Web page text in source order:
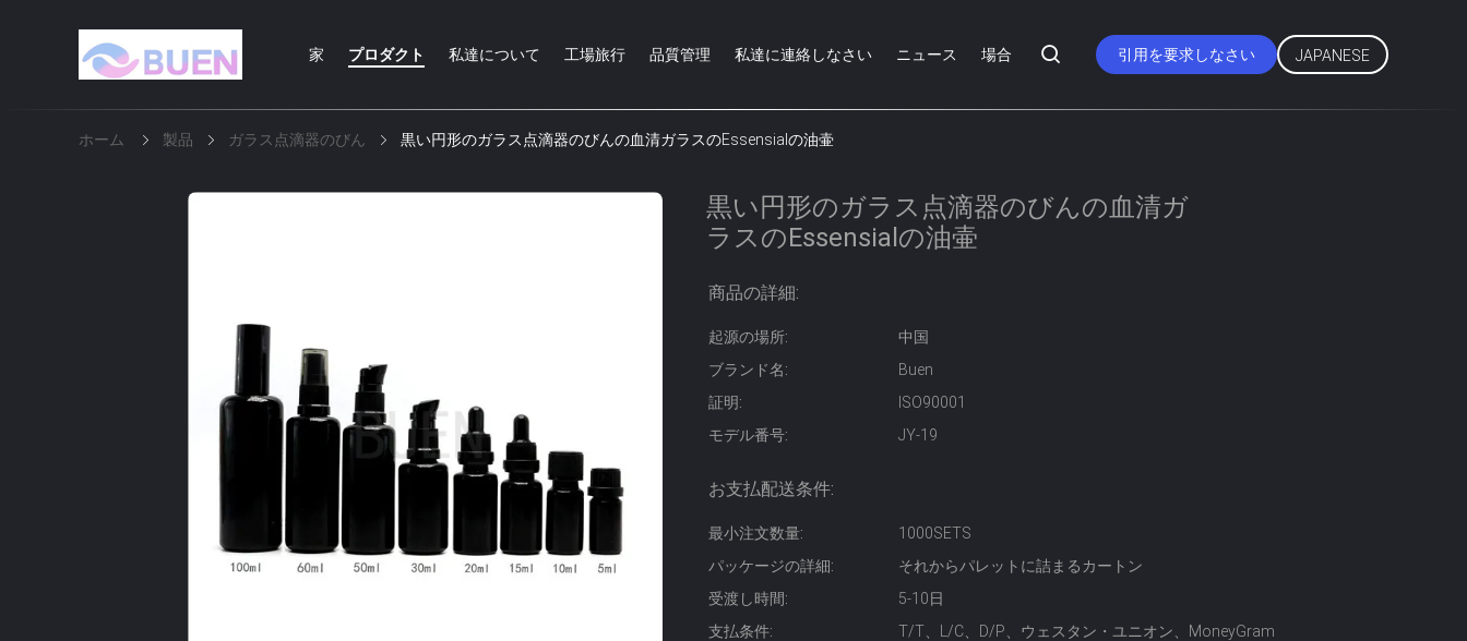
家 プロダクト 私達について 工場旅行 品質管理 私達に連絡しなさい ニュース 場合 引用を要求しなさい JAPANESE
ホーム 製品 ガラス点滴器のびん 黒い円形のガラス点滴器のびんの血清ガラスのEssensialの油壷
黒い円形のガラス点滴器のびんの血清ガ
ラスのEssensialの油壷
商品の詳細:
起源の場所:
中国
ブランド名:
Buen
証明:
ISO90001
モデル番号:
JY-19
お支払配送条件:
最小注文数量:
1000SETS
パッケージの詳細:
それからパレットに詰まるカートン
受渡し時間:
5-10日
支払条件:
T/T、L/C、D/P、ウェスタン・ユニオン、MoneyGram